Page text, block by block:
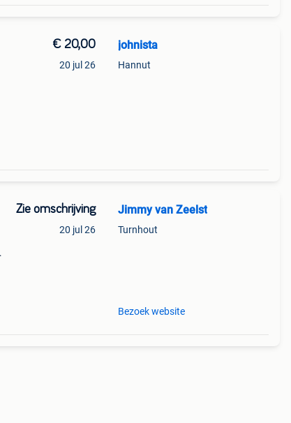
€ 20,00
20 jul 26
johnista
Hannut
Zie omschrijving
20 jul 26
Jimmy van Zeelst
Turnhout
Bezoek website